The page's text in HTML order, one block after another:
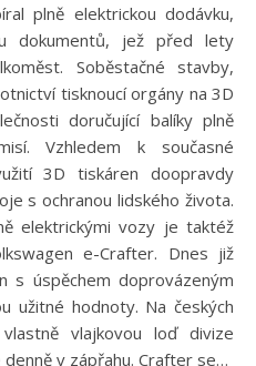
dokumentů, jež před lety
Soběstačné stavby,
tisknoucí orgány na 3D
doručující balíky plně
Vzhledem k současné
3D tiskáren doopravdy
s ochranou lidského života.
elektrickými vozy je taktéž
e-Crafter. Dnes již
s úspěchem doprovázeným
užitné hodnoty. Na českých
vlajkovou loď divize
v zápřahu. Crafter se…